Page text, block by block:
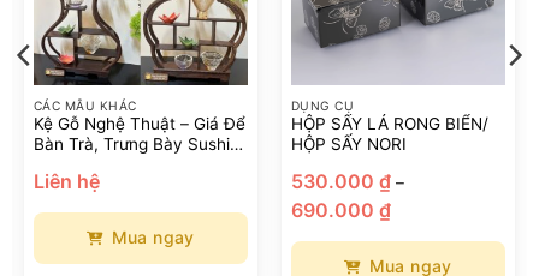
CÁC MẪU KHÁC
Kệ Gỗ Nghệ Thuật – Giá Để
Bàn Trà, Trưng Bày Sushi
Liên hệ
Mua ngay
DỤNG CỤ
HỘP SẤY LÁ RONG BIỂN/
HỘP SẤY NORI
530.000 ₫ –
690.000 ₫Khoảng
giá:
đến
Mua ngay